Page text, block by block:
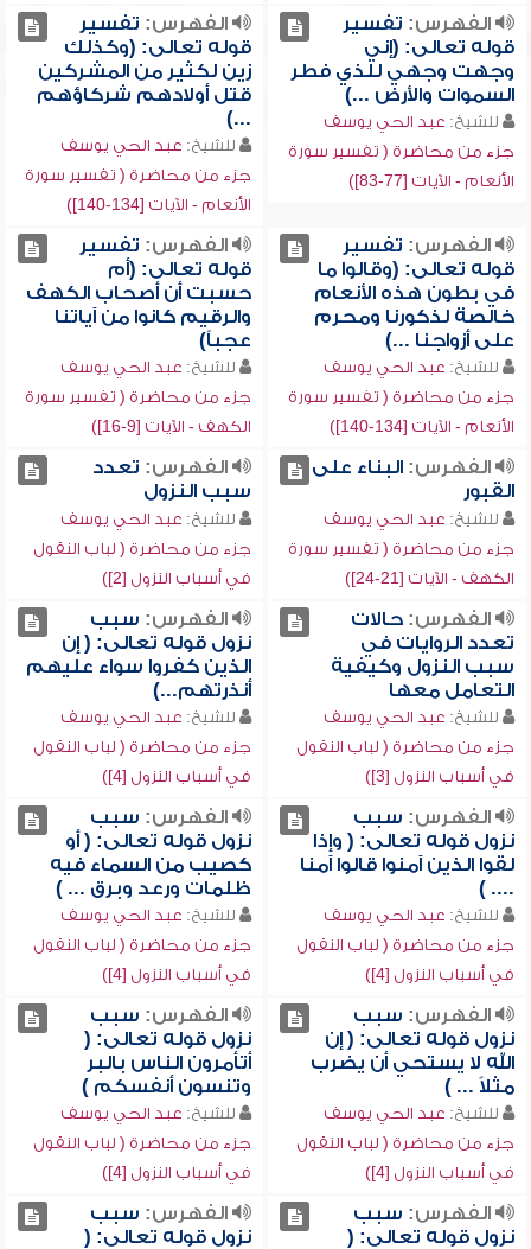
الفهرس: تفسير
قوله تعالى: (إني
وجهت وجهي للذي فطر
السموات والأرض ...)
للشيخ: عبد الحي يوسف
جزء من محاضرة ( تفسير سورة
الأنعام - الآيات [77-83])
الفهرس: تفسير
قوله تعالى: (وكذلك
زين لكثير من المشركين
قتل أولادهم شركاؤهم
...)
للشيخ: عبد الحي يوسف
جزء من محاضرة ( تفسير سورة
الأنعام - الآيات [134-140])
الفهرس: تفسير
قوله تعالى: (وقالوا ما
في بطون هذه الأنعام
خالصة لذكورنا ومحرم
على أزواجنا ...)
للشيخ: عبد الحي يوسف
جزء من محاضرة ( تفسير سورة
الأنعام - الآيات [134-140])
الفهرس: تفسير
قوله تعالى: (أم
حسبت أن أصحاب الكهف
والرقيم كانوا من آياتنا
عجباً)
للشيخ: عبد الحي يوسف
جزء من محاضرة ( تفسير سورة
الكهف - الآيات [9-16])
الفهرس:البناء على
القبور
للشيخ: عبد الحي يوسف
جزء من محاضرة ( تفسير سورة
الكهف - الآيات [21-24])
الفهرس: تعدد
سبب النزول
للشيخ: عبد الحي يوسف
جزء من محاضرة ( لباب النقول
في أسباب النزول [2])
الفهرس:حالات
تعدد الروايات في
سبب النزول وكيفية
التعامل معها
للشيخ: عبد الحي يوسف
جزء من محاضرة ( لباب النقول
في أسباب النزول [3])
الفهرس: سبب
نزول قوله تعالى: ( إن
الذين كفروا سواء عليهم
أنذرتهم...)
للشيخ: عبد الحي يوسف
جزء من محاضرة ( لباب النقول
في أسباب النزول [4])
الفهرس: سبب
نزول قوله تعالى: ( وإذا
لقوا الذين آمنوا قالوا آمنا
.... )
للشيخ: عبد الحي يوسف
جزء من محاضرة ( لباب النقول
في أسباب النزول [4])
الفهرس: سبب
نزول قوله تعالى: ( أو
كصيب من السماء فيه
ظلمات ورعد وبرق ... )
للشيخ: عبد الحي يوسف
جزء من محاضرة ( لباب النقول
في أسباب النزول [4])
الفهرس: سبب
نزول قوله تعالى: ( إن
الله لا يستحي أن يضرب
مثلاً ... )
للشيخ: عبد الحي يوسف
جزء من محاضرة ( لباب النقول
في أسباب النزول [4])
الفهرس: سبب
نزول قوله تعالى: (
أتأمرون الناس بالبر
وتنسون أنفسكم )
للشيخ: عبد الحي يوسف
جزء من محاضرة ( لباب النقول
في أسباب النزول [4])
الفهرس: سبب
نزول قوله تعالى: (
الفهرس: سبب
نزول قوله تعالى: (